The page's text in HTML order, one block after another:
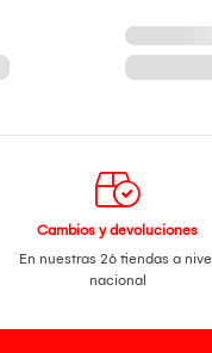
Cambios y devoluciones
En nuestras 26 tiendas a nivel
nacional